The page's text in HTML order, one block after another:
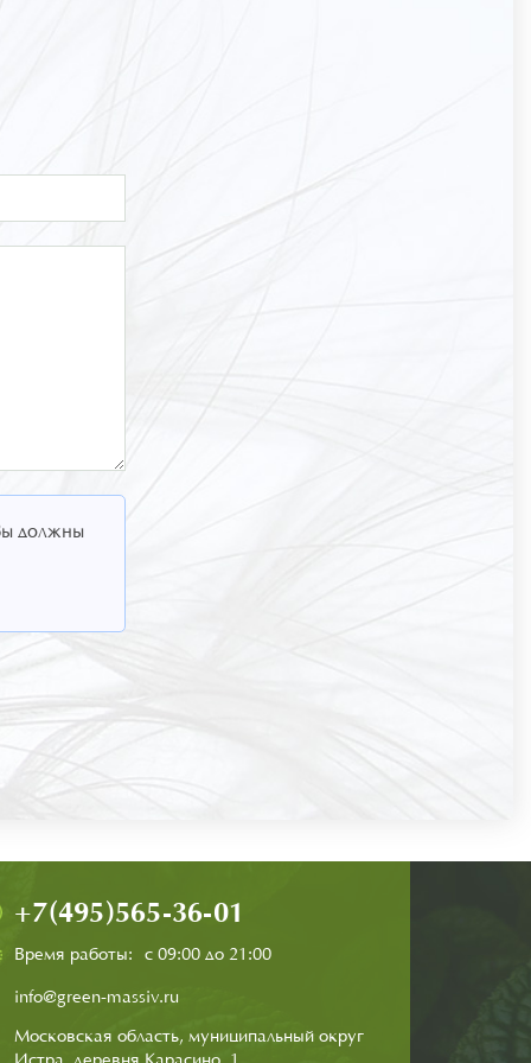
должны
+7(495)565-36-01
Время работы: с 09:00 до 21:00
info@green-massiv.ru
Московская область, муниципальный округ